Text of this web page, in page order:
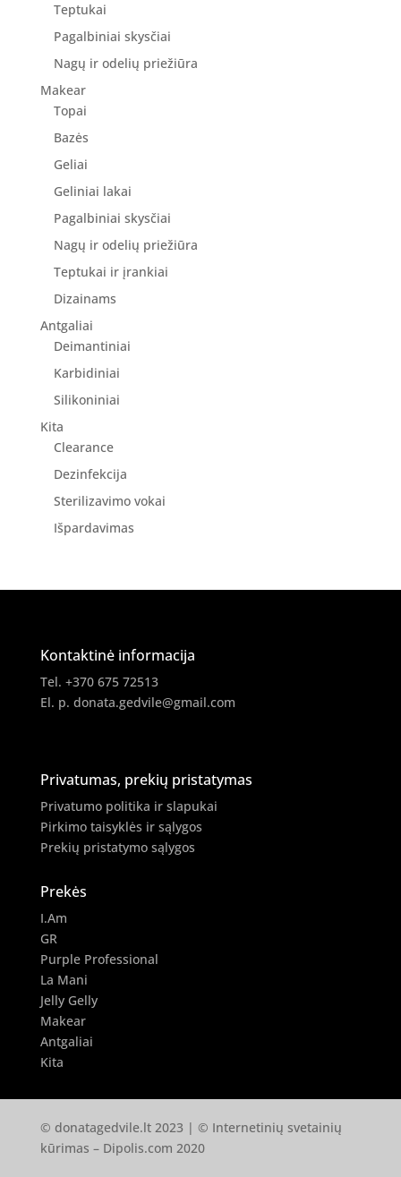
Teptukai
Pagalbiniai skysčiai
Nagų ir odelių priežiūra
Makear
Topai
Bazės
Geliai
Geliniai lakai
Pagalbiniai skysčiai
Nagų ir odelių priežiūra
Teptukai ir įrankiai
Dizainams
Antgaliai
Deimantiniai
Karbidiniai
Silikoniniai
Kita
Clearance
Dezinfekcija
Sterilizavimo vokai
Išpardavimas
Kontaktinė informacija
Tel. +370 675 72513
El. p. donata.gedvile@gmail.com
Privatumas, prekių pristatymas
Privatumo politika ir slapukai
Pirkimo taisyklės ir sąlygos
Prekių pristatymo sąlygos
Prekės
I.Am
GR
Purple Professional
La Mani
Jelly Gelly
Makear
Antgaliai
Kita
© donatagedvile.lt 2023 | © Internetinių svetainių
kūrimas – Dipolis.com 2020